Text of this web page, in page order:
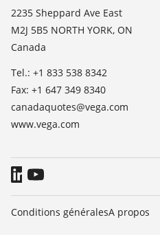
News
Presse
Blog
2235 Sheppard Ave East
M2J 5B5 NORTH YORK, ON
Canada
Tel.: +1 833 538 8342
Fax: +1 647 349 8340
canadaquotes@vega.com
www.vega.com
Conditions généralesA propos